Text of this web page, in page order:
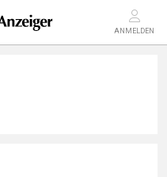
ANMELDEN